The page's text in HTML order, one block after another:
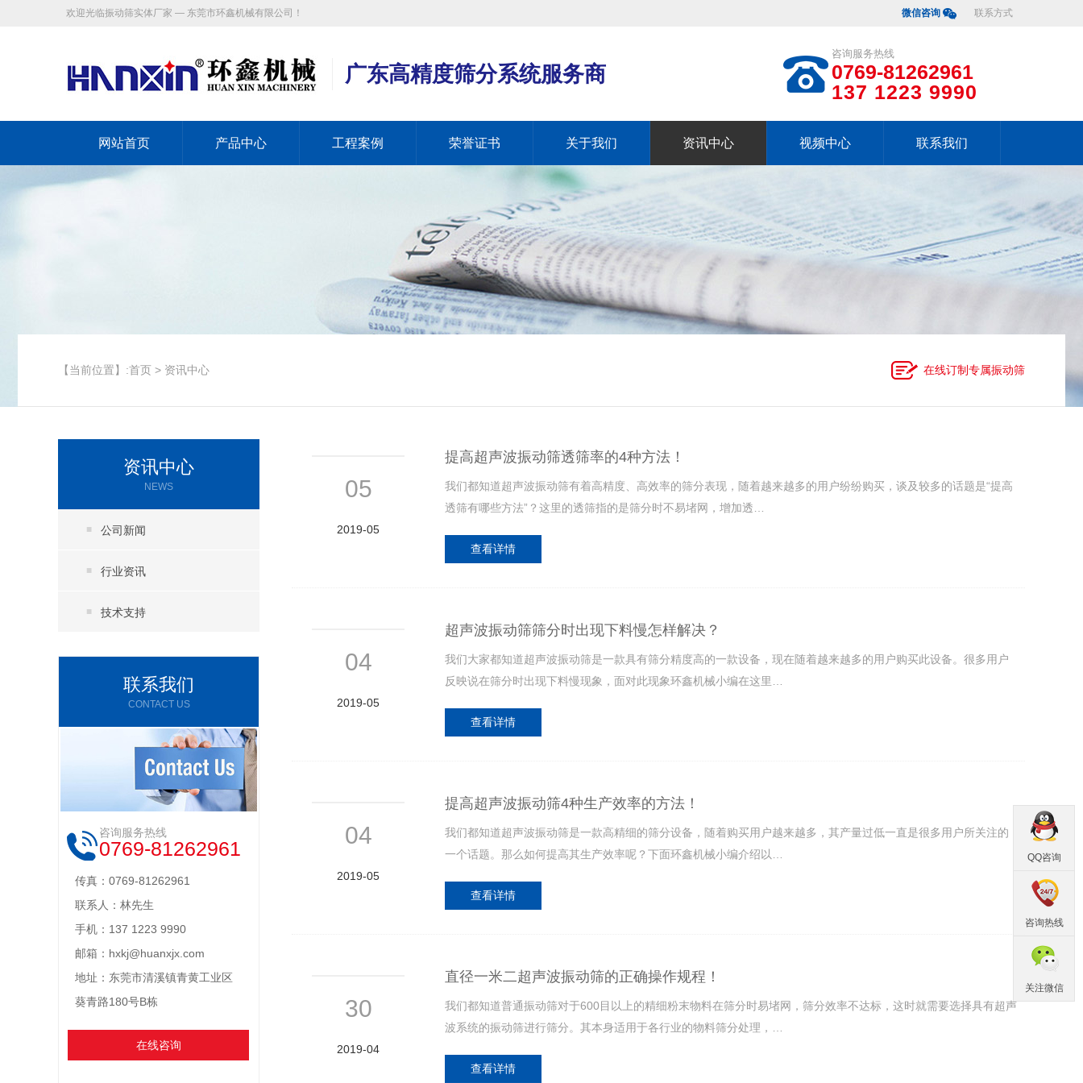
欢迎光临振动筛实体厂家 — 东莞市环鑫机械有限公司！ 微信咨询 联系方式
广东高精度筛分系统服务商
咨询服务热线
0769-81262961
137 1223 9990
网站首页 产品中心 工程案例 荣誉证书 关于我们 资讯中心 视频中心 联系我们
【当前位置】:首页 > 资讯中心 在线订制专属振动筛
资讯中心
NEWS
公司新闻
行业资讯
技术支持
联系我们
CONTACT US
咨询服务热线
0769-81262961
传真：0769-81262961
联系人：林先生
手机：137 1223 9990
邮箱：hxkj@huanxjx.com
地址：东莞市清溪镇青黄工业区
葵青路180号B栋
在线咨询
05
2019-05
提高超声波振动筛透筛率的4种方法！
我们都知道超声波振动筛有着高精度、高效率的筛分表现，随着越来越多的用户纷纷购买，谈及较多的话题是“提高
透筛有哪些方法”？这里的透筛指的是筛分时不易堵网，增加透…
查看详情
04
2019-05
超声波振动筛筛分时出现下料慢怎样解决？
我们大家都知道超声波振动筛是一款具有筛分精度高的一款设备，现在随着越来越多的用户购买此设备。很多用户
反映说在筛分时出现下料慢现象，面对此现象环鑫机械小编在这里…
查看详情
04
2019-05
提高超声波振动筛4种生产效率的方法！
我们都知道超声波振动筛是一款高精细的筛分设备，随着购买用户越来越多，其产量过低一直是很多用户所关注的
一个话题。那么如何提高其生产效率呢？下面环鑫机械小编介绍以…
查看详情
30
2019-04
直径一米二超声波振动筛的正确操作规程！
我们都知道普通振动筛对于600目以上的精细粉末物料在筛分时易堵网，筛分效率不达标，这时就需要选择具有超声
波系统的振动筛进行筛分。其本身适用于各行业的物料筛分处理，…
查看详情
QQ咨询
咨询热线
关注微信